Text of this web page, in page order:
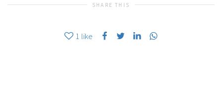
SHARE THIS
1 like